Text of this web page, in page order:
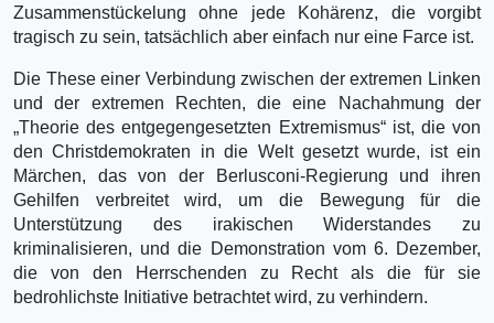
Zusammenstückelung ohne jede Kohärenz, die vorgibt
tragisch zu sein, tatsächlich aber einfach nur eine Farce ist.
Die These einer Verbindung zwischen der extremen Linken
und der extremen Rechten, die eine Nachahmung der
„Theorie des entgegengesetzten Extremismus“ ist, die von
den Christdemokraten in die Welt gesetzt wurde, ist ein
Märchen, das von der Berlusconi-Regierung und ihren
Gehilfen verbreitet wird, um die Bewegung für die
Unterstützung des irakischen Widerstandes zu
kriminalisieren, und die Demonstration vom 6. Dezember,
die von den Herrschenden zu Recht als die für sie
bedrohlichste Initiative betrachtet wird, zu verhindern.